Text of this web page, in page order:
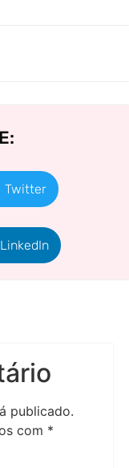
Twitter
LinkedIn
publicado.
com *